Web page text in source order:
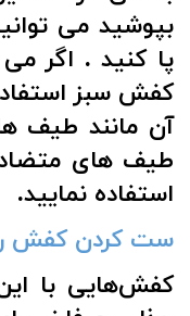
بپوشید می
پا کنید . اگر
کفش سبز
آن مانند طیف
طیف های
استفاده نمایید.
ست کردن کفش
کفش‌هایی با